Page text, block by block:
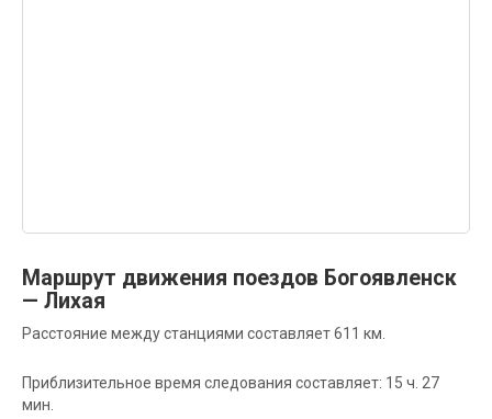
Маршрут движения поездов Богоявленск
— Лихая
Расстояние между станциями составляет 611 км.
Приблизительное время следования составляет: 15 ч. 27
мин.